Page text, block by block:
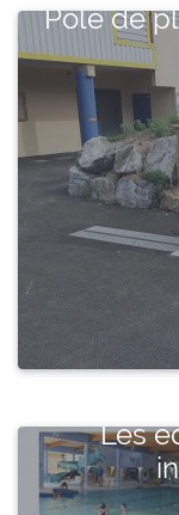
Pôle de
Les